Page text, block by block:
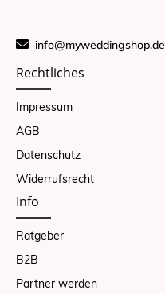
info@myweddingshop.de
Rechtliches
Impressum
AGB
Datenschutz
Widerrufsrecht
Info
Ratgeber
B2B
Partner werden